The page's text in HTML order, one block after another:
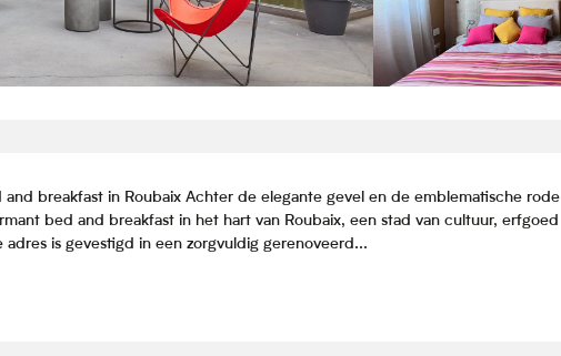
and breakfast in Roubaix Achter de elegante gevel en de emblematische rode
bed and breakfast in het hart van Roubaix, een stad van cultuur, erfgoed
is gevestigd in een zorgvuldig gerenoveerd...